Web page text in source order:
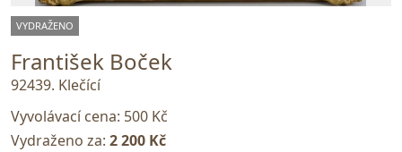
VYDRAŽENO
František Boček
92439. Klečící
Vyvolávací cena: 500 Kč
Vydraženo za: 2 200 Kč